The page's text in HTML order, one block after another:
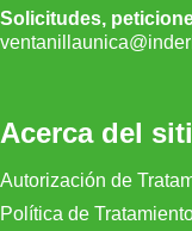
Solicitudes,
ventanillaunica
Acerca del
Autorización de
Política de